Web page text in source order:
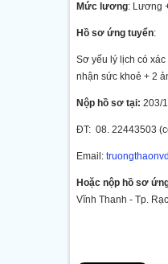
Mức lương: Lương
Hồ sơ ứng tuyển:
Sơ yếu lý lịch có
nhận sức khoẻ + 2
Nộp hồ sơ tại: 203/
ĐT: 08. 22443503
Email:
Hoặc nộp hồ sơ
Vĩnh Thanh - Tp.